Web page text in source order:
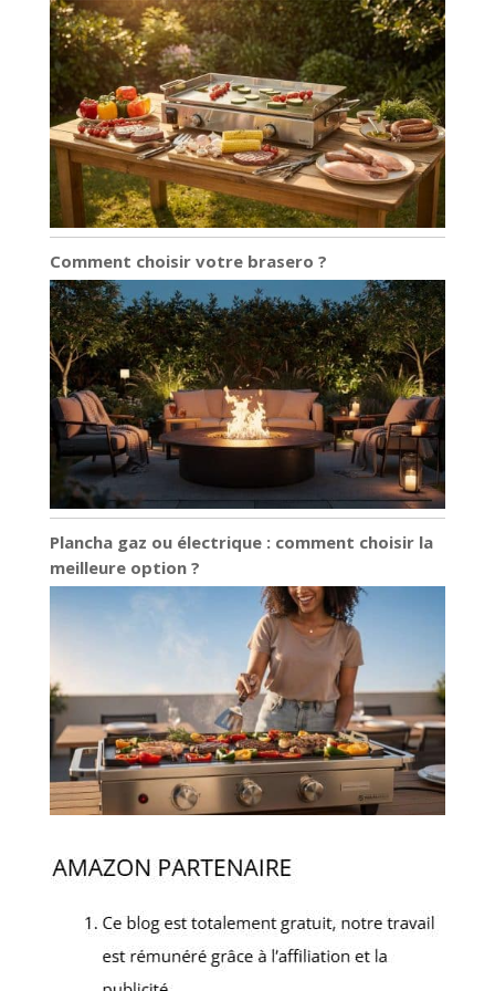
Comment choisir votre brasero ?
Plancha gaz ou électrique : comment choisir la
meilleure option ?